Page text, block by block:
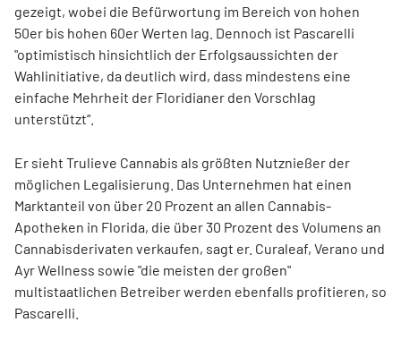
gezeigt, wobei die Befürwortung im Bereich von hohen
50er bis hohen 60er Werten lag. Dennoch ist Pascarelli
"optimistisch hinsichtlich der Erfolgsaussichten der
Wahlinitiative, da deutlich wird, dass mindestens eine
einfache Mehrheit der Floridianer den Vorschlag
unterstützt“.
Er sieht Trulieve Cannabis als größten Nutznießer der
möglichen Legalisierung. Das Unternehmen hat einen
Marktanteil von über 20 Prozent an allen Cannabis-
Apotheken in Florida, die über 30 Prozent des Volumens an
Cannabisderivaten verkaufen, sagt er. Curaleaf, Verano und
Ayr Wellness sowie "die meisten der großen"
multistaatlichen Betreiber werden ebenfalls profitieren, so
Pascarelli.